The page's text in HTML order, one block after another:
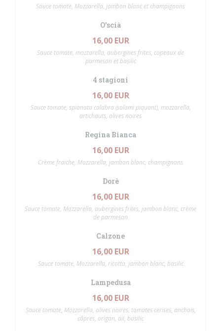
Sauce tomate, Mozzarella, jambon blanc et champignons
O'scià
16,00 EUR
Sauce tomate, mozzarella, aubergines frites, copeaux de
parmesan et basilic
4 stagioni
16,00 EUR
Sauce tomate, spianata calabra (salami piquant), mozzarella,
artichauts, olives noires
Regina Bianca
16,00 EUR
Crème fraiche, Mozzarella, jambon blanc, champignons
Dorè
16,00 EUR
Sauce tomate, Mozzarella, aubergines frites, jambon blanc, crème
de parmesan
Calzone
16,00 EUR
Sauce tomate, Mozzarella, ricotta, jambon blanc, basilic
Lampedusa
16,00 EUR
Sauce tomate, Mozzarella, olives noires, tomates cerises, anchois,
câpres, origan, ail, basilic